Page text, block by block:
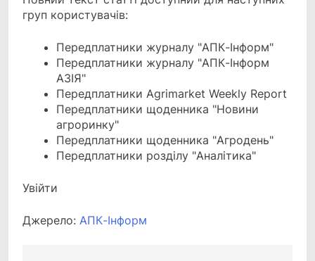
груп користувачів:
Передплатники журналу "АПК-Інформ"
Передплатники журналу "АПК-Інформ
АЗІЯ"
Передплатники Agrimarket Weekly Report
Передплатники щоденника "Новини
агроринку"
Передплатники щоденника "Агродень"
Передплатники розділу "Аналітика"
Увійти
Джерело: АПК-Інформ